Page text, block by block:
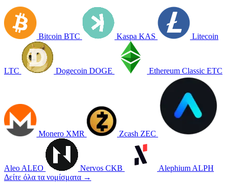
Bitcoin BTC Kaspa KAS Litecoin
LTC Dogecoin DOGE Ethereum Classic ETC
Monero XMR Zcash ZEC
Aleo ALEO Nervos CKB Alephium ALPH
Δείτε όλα τα νομίσματα →